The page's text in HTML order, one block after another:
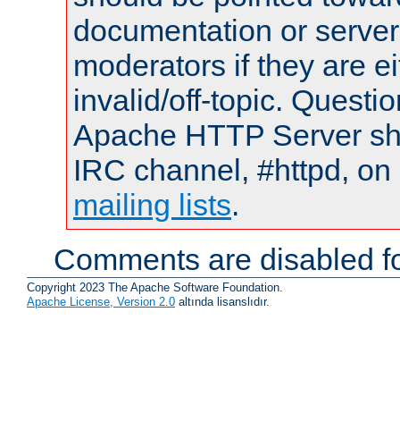
documentation or
moderators if they are
invalid/off-topic.
Apache HTTP Server
IRC channel, #httpd,
mailing lists.
Comments are disabled
Copyright 2023 The Apache Software Foundation.
Apache License, Version 2.0 altında lisanslıdır.